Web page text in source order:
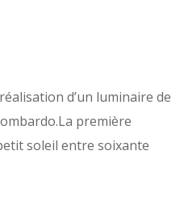
d’un luminaire de
première
soleil entre soixante